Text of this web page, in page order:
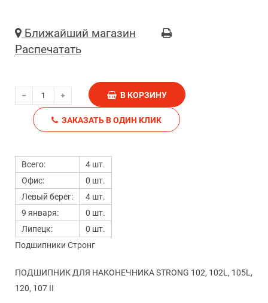
Ближайший магазин
Распечатать
В КОРЗИНУ
ЗАКАЗАТЬ В ОДИН КЛИК
Всего:
4 шт.
Офис:
0 шт.
Левый берег:
4 шт.
9 января:
0 шт.
Липецк:
0 шт.
Подшипники Стронг
ПОДШИПНИК ДЛЯ НАКОНЕЧНИКА STRONG 102, 102L, 105L,
120, 107 II